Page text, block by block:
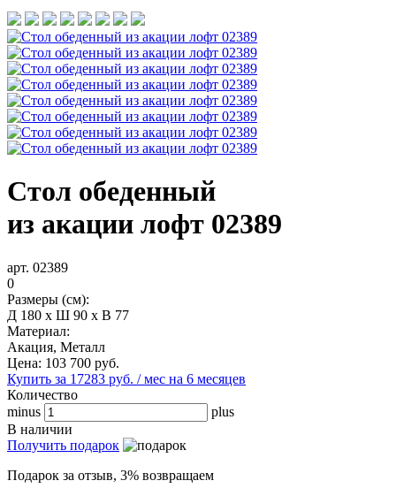
Стол обеденный
из акации лофт 02389
арт. 02389
0
Размеры (см):
Д 180 x Ш 90 x В 77
Материал:
Акация, Металл
Цена: 103 700 руб.
Купить за 17283 руб. / мес на 6 месяцев
Количество
minus
plus
В наличии
Получить подарок
Подарок за отзыв, 3% возвращаем